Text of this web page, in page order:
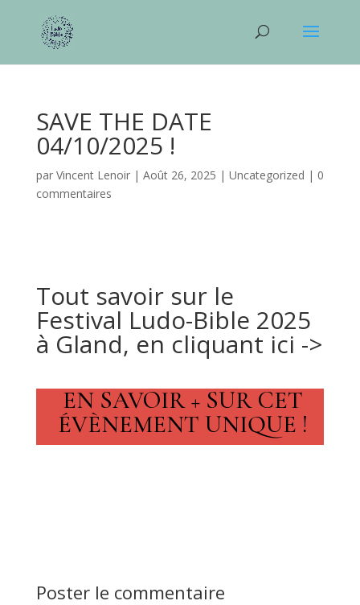
SAVE THE DATE
04/10/2025 !
par Vincent Lenoir| Août 26, 2025 | Uncategorized | 0
commentaires
Tout savoir sur le
Festival Ludo-Bible 2025
à Gland, en cliquant ici ->
EN SAVOIR + SUR CET
ÉVÈNEMENT UNIQUE !
Poster le commentaire